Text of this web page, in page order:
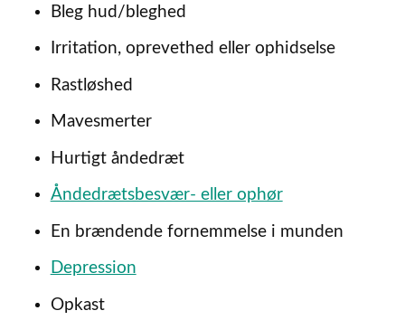
Bleg hud/bleghed
Irritation, oprevethed eller ophidselse
Rastløshed
Mavesmerter
Hurtigt åndedræt
Åndedrætsbesvær- eller ophør
En brændende fornemmelse i munden
Depression
Opkast